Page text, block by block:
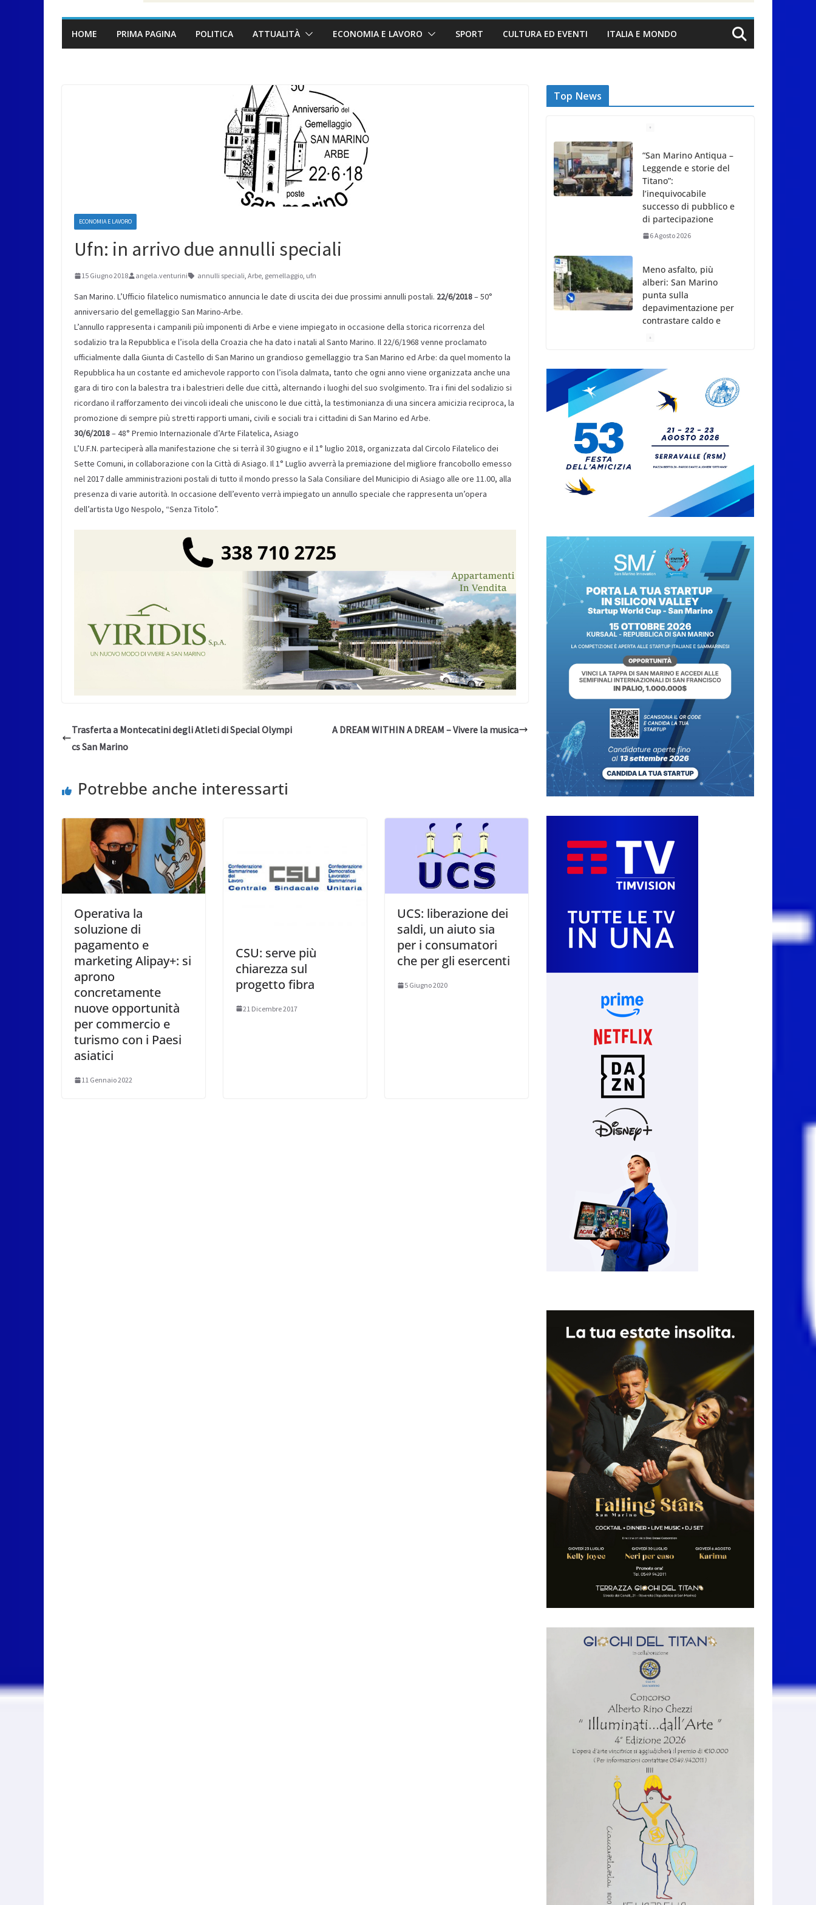
HOME PRIMA PAGINA POLITICA ATTUALITÀ ECONOMIA E LAVORO SPORT CULTURA ED EVENTI ITALIA E MONDO
ECONOMIA E LAVORO
Ufn: in arrivo due annulli speciali
15 Giugno 2018 angela.venturini annulli speciali, Arbe, gemellaggio, ufn
San Marino. L’Ufficio filatelico numismatico annuncia le date di uscita dei due prossimi annulli postali. 22/6/2018– 50°
anniversario del gemellaggio San Marino-Arbe.
L’annullo rappresenta i campanili più imponenti di Arbe e viene impiegato in occasione della storica ricorrenza del
sodalizio tra la Repubblica e l’isola della Croazia che ha dato i natali al Santo Marino. Il 22/6/1968 venne proclamato
ufficialmente dalla Giunta di Castello di San Marino un grandioso gemellaggio tra San Marino ed Arbe: da quel momento la
Repubblica ha un costante ed amichevole rapporto con l’isola dalmata, tanto che ogni anno viene organizzata anche una
gara di tiro con la balestra tra i balestrieri delle due città, alternando i luoghi del suo svolgimento. Tra i fini del sodalizio si
ricordano il rafforzamento dei vincoli ideali che uniscono le due città, la testimonianza di una sincera amicizia reciproca, la
promozione di sempre più stretti rapporti umani, civili e sociali tra i cittadini di San Marino ed Arbe.
30/6/2018– 48° Premio Internazionale d’Arte Filatelica, Asiago
L’U.F.N. parteciperà alla manifestazione che si terrà il 30 giugno e il 1° luglio 2018, organizzata dal Circolo Filatelico dei
Sette Comuni, in collaborazione con la Città di Asiago. Il 1° Luglio avverrà la premiazione del migliore francobollo emesso
nel 2017 dalle amministrazioni postali di tutto il mondo presso la Sala Consiliare del Municipio di Asiago alle ore 11.00, alla
presenza di varie autorità. In occasione dell’evento verrà impiegato un annullo speciale che rappresenta un’opera
dell’artista Ugo Nespolo, “Senza Titolo”.
Trasferta a Montecatini degli Atleti di Special Olympi
cs San Marino
A DREAM WITHIN A DREAM – Vivere la musica
Potrebbe anche interessarti
Operativa la
soluzione di
pagamento e
marketing Alipay+: si
aprono
concretamente
nuove opportunità
per commercio e
turismo con i Paesi
asiatici
11 Gennaio 2022
CSU: serve più
chiarezza sul
progetto fibra
21 Dicembre 2017
UCS: liberazione dei
saldi, un aiuto sia
per i consumatori
che per gli esercenti
5 Giugno 2020
Top News
“San Marino Antiqua –
Leggende e storie del
Titano”:
l’inequivocabile
successo di pubblico e
di partecipazione
6 Agosto 2026
Meno asfalto, più
alberi: San Marino
punta sulla
depavimentazione per
contrastare caldo e
San Marino. USL:
l’inferno di Marcinelle
diventi monito e
6 Agosto 2026
San Marino. Sindacati:
PdL famiglia, alla
prima sessione
consiliare utile deve
Protezione Civile San
Marino. Incendi
boschivi: attivazione
della fase preliminare
di preallarme, dal 3 al
9 agosto
6 Agosto 2026